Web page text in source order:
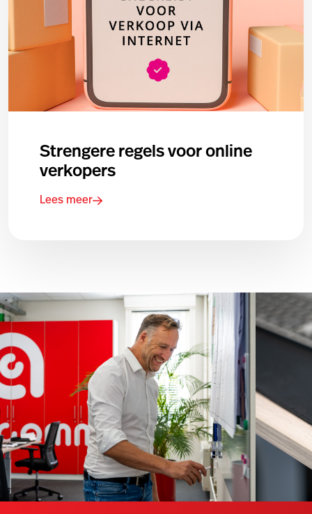
Strengere regels voor online
verkopers
Lees meer